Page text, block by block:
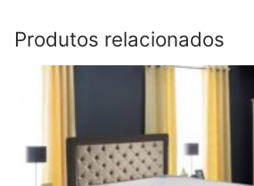
Produtos relacionados